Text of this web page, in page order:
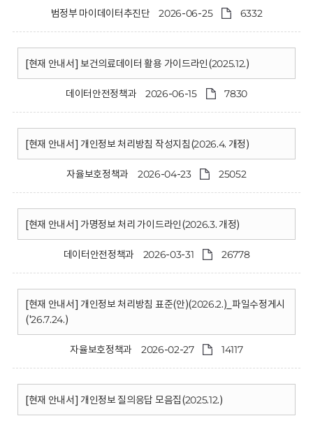
범정부 마이데이터추진단 2026-06-25 6332
[현재 안내서] 보건의료데이터 활용 가이드라인(2025.12.)
데이터안전정책과 2026-06-15 7830
[현재 안내서] 개인정보 처리방침 작성지침(2026.4. 개정)
자율보호정책과 2026-04-23 25052
[현재 안내서] 가명정보 처리 가이드라인(2026.3. 개정)
데이터안전정책과 2026-03-31 26778
[현재 안내서] 개인정보 처리방침 표준(안)(2026.2.)_파일수정게시
('26.7.24.)
자율보호정책과 2026-02-27 14117
[현재 안내서] 개인정보 질의응답 모음집(2025.12.)